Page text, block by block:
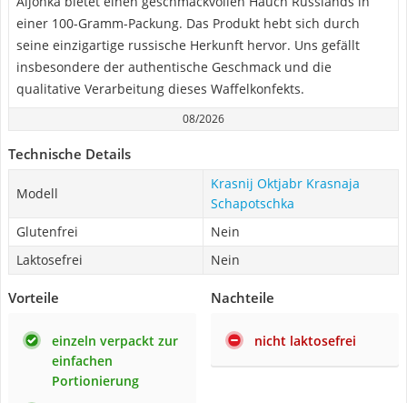
einer 100-Gramm-Packung. Das Produkt hebt sich durch
seine einzigartige russische Herkunft hervor. Uns gefällt
insbesondere der authentische Geschmack und die
qualitative Verarbeitung dieses Waffelkonfekts.
08/2026
Technische Details
Modell
‎Krasnij Oktjabr Krasnaja
Schapotschka
Glutenfrei
Nein
Laktosefrei
Nein
Vorteile
einzeln verpackt zur
einfachen
Portionierung
Nachteile
nicht laktosefrei